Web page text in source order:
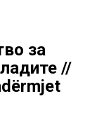
за
//